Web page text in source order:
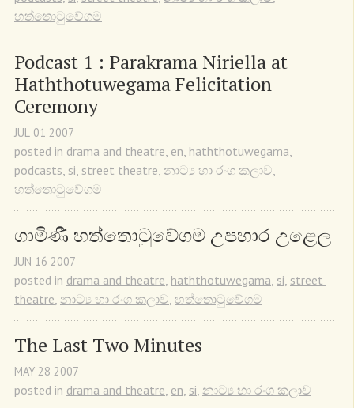
හත්තොටුවේගම
Podcast 1 : Parakrama Niriella at
Haththotuwegama Felicitation
Ceremony
JUL 01 2007
posted in drama and theatre en haththotuwegama
podcasts si street theatre නාට්‍ය හා රංග කලාව
හත්තොටුවේගම
ගාමිණී හත්තොටුවේගම උපහාර උළෙල
JUN 16 2007
posted in drama and theatre, haththotuwegama, si, street
theatre, නාට්‍ය හා රංග කලාව, හත්තොටුවේගම
The Last Two Minutes
MAY 28 2007
posted in drama and theatre, en, si, නාට්‍ය හා රංග කලාව